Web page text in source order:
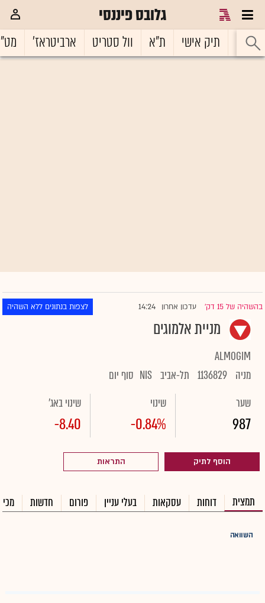
גלובס פיננסי
ראשי תיק אישי ת"א וול סטריט ארביטראז'
בהשהיה של 15 דק' |עדכון אחרון 14:24 לצפות בנתונים ללא השהיה
מניית אלמוגים
ALMOGIM
מניה 1136829 תל-אביב NIS סוף יום
שער
987
שינוי
-0.84%
שינוי באג'
-8.40
הוסף לתיק התראות
תמצית דוחות עסקאות בעלי עניין פורום חדשות
השוואה